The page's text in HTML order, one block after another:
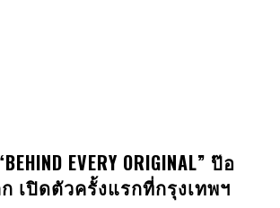
EVERY ORIGINAL” ป๊อ
เปิดตัวครั้งแรกที่กรุงเทพฯ